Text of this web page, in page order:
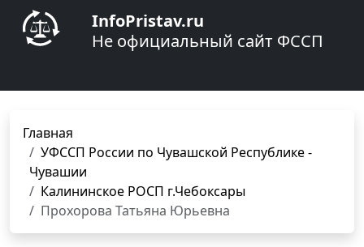
InfoPristav.ru
Не официальный сайт ФССП
Главная
УФССП России по Чувашской Республике -
Чувашии
Калининское РОСП г.Чебоксары
Прохорова Татьяна Юрьевна